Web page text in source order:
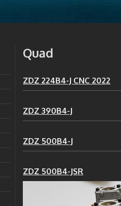
Quad
ZDZ 224B4-J CNC 2022
ZDZ 390B4-J
ZDZ 500B4-J
ZDZ 500B4-JSR